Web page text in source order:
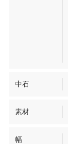
中石
素材
幅